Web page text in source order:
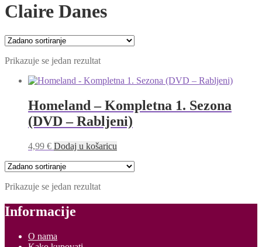
Claire Danes
Prikazuje se jedan rezultat
Homeland – Kompletna 1. Sezona
(DVD – Rabljeni)
4,99 € Dodaj u košaricu
Prikazuje se jedan rezultat
Informacije
O nama